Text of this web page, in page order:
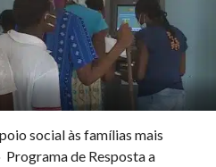
social às famílias mais
de Resposta a